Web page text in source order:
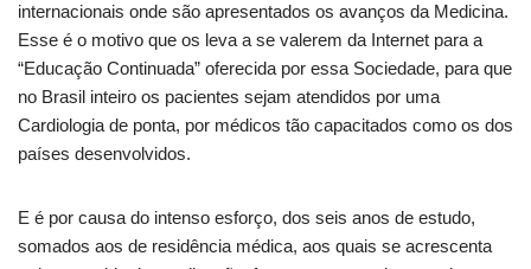
internacionais onde são apresentados os avanços da Medicina.
Esse é o motivo que os leva a se valerem da Internet para a
“Educação Continuada” oferecida por essa Sociedade, para que
no Brasil inteiro os pacientes sejam atendidos por uma
Cardiologia de ponta, por médicos tão capacitados como os dos
países desenvolvidos.
E é por causa do intenso esforço, dos seis anos de estudo,
somados aos de residência médica, aos quais se acrescenta